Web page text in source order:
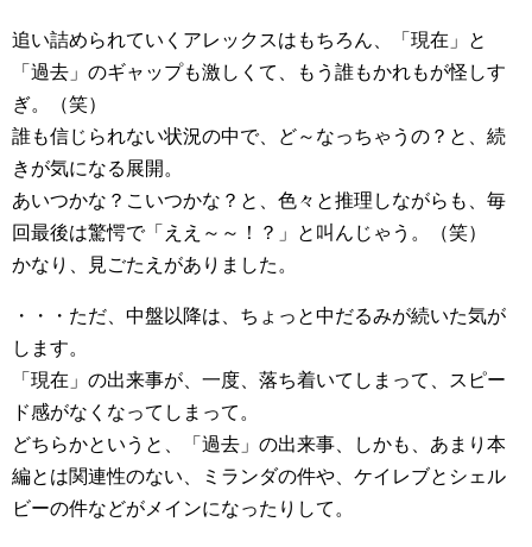
追い詰められていくアレックスはもちろん、「現在」と
「過去」のギャップも激しくて、もう誰もかれもが怪しす
ぎ。（笑）
誰も信じられない状況の中で、ど～なっちゃうの？と、続
きが気になる展開。
あいつかな？こいつかな？と、色々と推理しながらも、毎
回最後は驚愕で「ええ～～！？」と叫んじゃう。（笑）
かなり、見ごたえがありました。
・・・ただ、中盤以降は、ちょっと中だるみが続いた気が
します。
「現在」の出来事が、一度、落ち着いてしまって、スピー
ド感がなくなってしまって。
どちらかというと、「過去」の出来事、しかも、あまり本
編とは関連性のない、ミランダの件や、ケイレブとシェル
ビーの件などがメインになったりして。